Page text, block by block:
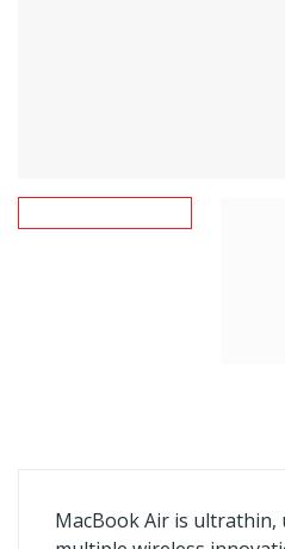
MacBook Air is ultrathin,